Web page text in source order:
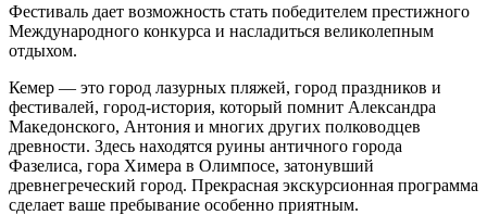
Фестиваль дает возможность стать победителем престижного
Международного конкурса и насладиться великолепным
отдыхом.
Кемер — это город лазурных пляжей, город праздников и
фестивалей, город-история, который помнит Александра
Македонского, Антония и многих других полководцев
древности. Здесь находятся руины античного города
Фазелиса, гора Химера в Олимпосе, затонувший
древнегреческий город. Прекрасная экскурсионная программа
сделает ваше пребывание особенно приятным.